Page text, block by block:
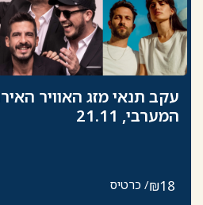
עקב תנאי מזג האוויר
המערבי, 21.11
₪18 / כרטיס